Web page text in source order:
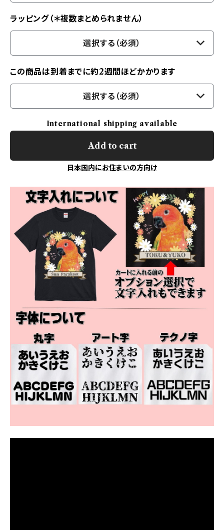
ラッピング（＊複数まとめられません）
選択する（必須）
この商品は到着までに約2週間ほどかかります
選択する（必須）
International shipping available
Add to cart
日本国内にお住まいの方向け